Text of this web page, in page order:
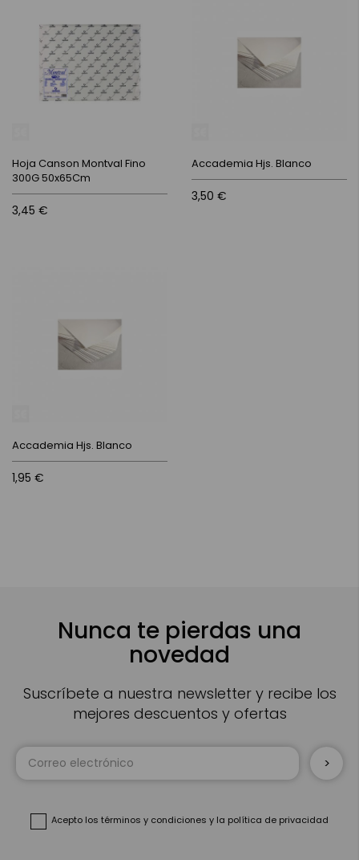
Hoja Canson Montval Fino
300G 50x65Cm
3,45 €
Accademia Hjs. Blanco
3,50 €
Accademia Hjs. Blanco
1,95 €
Nunca te pierdas una
novedad
Suscríbete a nuestra newsletter y recibe los
mejores descuentos y ofertas
Acepto los términos y condiciones y la política de privacidad